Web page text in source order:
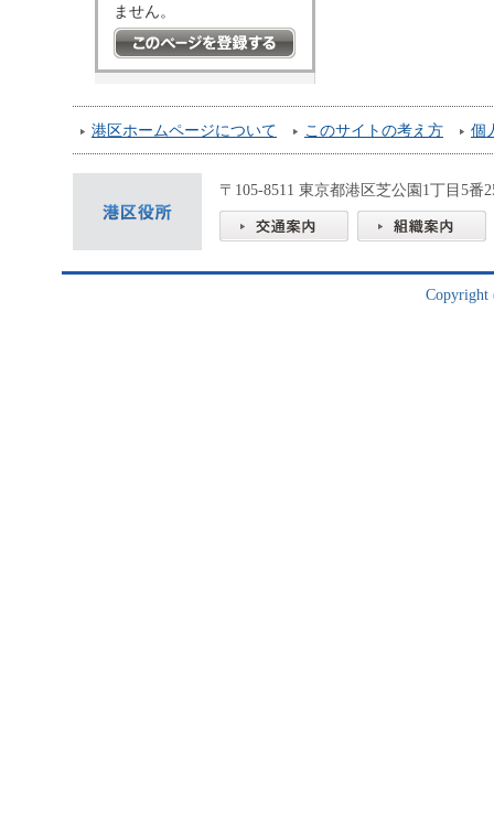
ません。
港区ホームページについて このサイトの考え方 個
〒105-8511 東京都港区芝公園1丁目5
Copyright